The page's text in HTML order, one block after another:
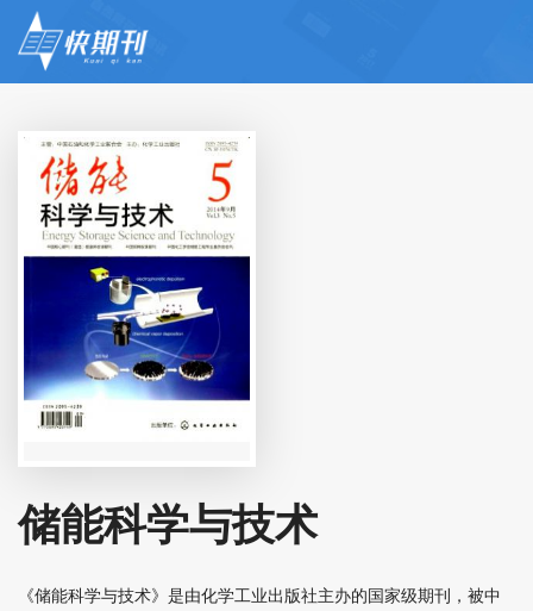
储能科学与技术
《储能科学与技术》是由化学工业出版社主办的国家级期刊，被中